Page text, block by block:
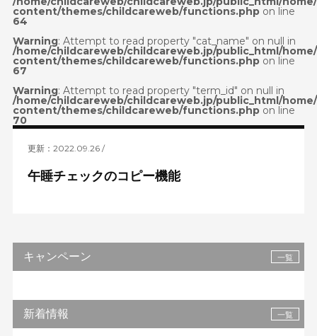
content/themes/childcareweb/functions.phpon line
64
Warning: Attempt to read property "cat_name" on null in
/home/childcareweb/childcareweb.jp/public_html/
content/themes/childcareweb/functions.phpon line
67
Warning: Attempt to read property "term_id" on null in
/home/childcareweb/childcareweb.jp/public_html/
content/themes/childcareweb/functions.phpon line
70
更新：2022.09.26
午睡チェックのコピー機能
キャンペーン 一覧
新着情報 一覧